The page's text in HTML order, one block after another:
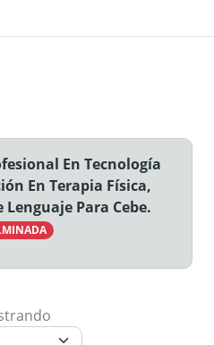
En Tecnología
En Terapia Física,
Para Cebe.